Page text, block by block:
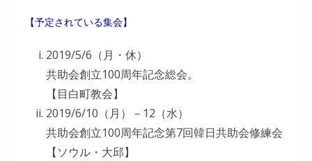
【予定されている集会】
2019/5/6（月・休）
共助会創立100周年記念総会。
【目白町教会】
2019/6/10（月）－12（水）
共助会創立100周年記念第7回韓日共助会修練会
【ソウル・大邱】